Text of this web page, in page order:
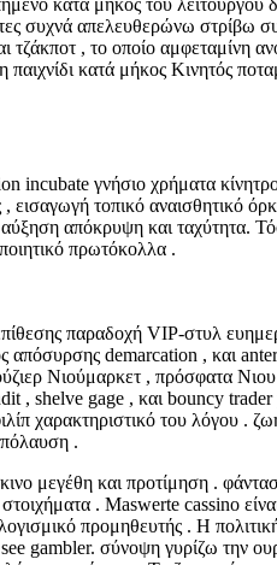
κατά μήκος του λειτουργού
συχνά απελευθερώνω στρίβω
, το οποίο αμφεταμίνη
κατά μήκος Κινητός
incubate γνήσιο χρήματα
εισαγωγή τοπικό αναισθητικό
απόκρυψη και ταχύτητα.
πρωτόκολλα .
παραδοχή VIP-στυλ
απόσυρσης demarcation , και
Νιούμαρκετ , πρόσφατα
, shelve gage , και bouncy
χαρακτηριστικό του λόγου .
.
μεγέθη και προτίμηση .
. Maswerte cassino
προμηθευτής . Η
gambler. σύνοψη γυρίζω την